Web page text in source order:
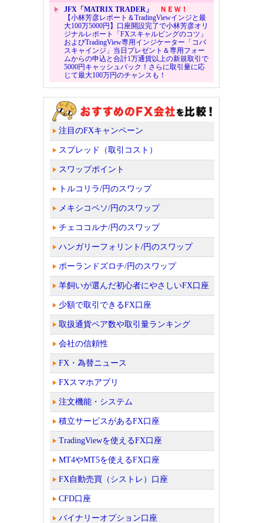
JFX「MATRIX TRADER」
ＮＥＷ！
【小林芳彦レポート＆TradingViewインジと最
大100万5000円】口座開設完了で小林芳彦オリ
ジナルレポート「FXスキャルピングのコツ」
およびTradingView専用インジケーター「コバ
スキャインジ」当日プレゼント＆専用フォー
ムからの申込と合計1万通貨以上の新規取引で
5000円キャッシュバック！さらに取引量に応
じて最大100万円のチャンスも！
注目のFXキャンペーン
スプレッド（取引コスト）
スワップポイント
トルコリラ/円のスワップ
メキシコペソ/円のスワップ
チェココルナ/円のスワップ
ハンガリーフォリント/円のスワップ
ポーランドズロチ/円のスワップ
羊飼いが選んだ初心者にやさしいFX口座
少額で取引できるFX口座
取扱通貨ペア数や取引量ランキング
会社の信頼性
FX・為替ニュース
FXスマホアプリ
注文機能・システム
積立サービスがあるFX口座
TradingViewを使えるFX口座
MT4やMT5を使えるFX口座
FX自動売買（シストレ）口座
CFD口座
バイナリーオプション口座